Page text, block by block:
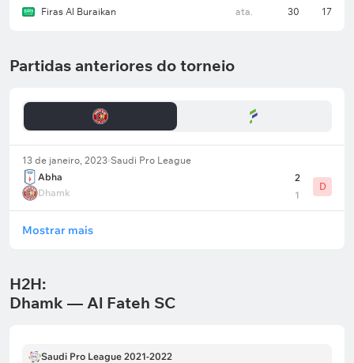
Firas Al Buraikan ata. 30 17
Partidas anteriores do torneio
13 de janeiro, 2023 Saudi Pro League
Abha
Dhamk
2
1
D
Mostrar mais
H2H:
Dhamk — Al Fateh SC
Saudi Pro League 2021-2022